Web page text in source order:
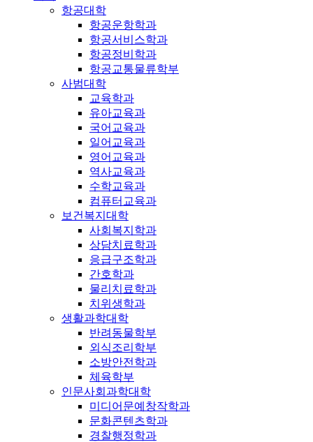
항공대학
항공운항학과
항공서비스학과
항공정비학과
항공교통물류학부
사범대학
교육학과
유아교육과
국어교육과
일어교육과
영어교육과
역사교육과
수학교육과
컴퓨터교육과
보건복지대학
사회복지학과
상담치료학과
응급구조학과
간호학과
물리치료학과
치위생학과
생활과학대학
반려동물학부
외식조리학부
소방안전학과
체육학부
인문사회과학대학
미디어문예창작학과
문화콘텐츠학과
경찰행정학과